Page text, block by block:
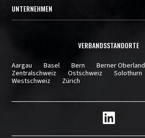
UNTERNEHMEN
VERBANDSSTANDORTE
Aargau Basel Bern Berner Oberland
Zentralschweiz Ostschweiz Solothurn
Westschweiz Zürich